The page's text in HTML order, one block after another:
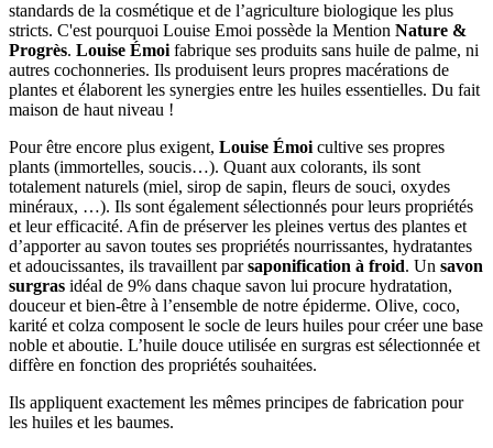
standards de la cosmétique et de l’agriculture biologique les plus
stricts. C'est pourquoi Louise Emoi possède la Mention Nature &
Progrès. Louise Émoi fabrique ses produits sans huile de palme, ni
autres cochonneries. Ils produisent leurs propres macérations de
plantes et élaborent les synergies entre les huiles essentielles. Du fait
maison de haut niveau !
Pour être encore plus exigent, Louise Émoi cultive ses propres
plants (immortelles, soucis…). Quant aux colorants, ils sont
totalement naturels (miel, sirop de sapin, fleurs de souci, oxydes
minéraux, …). Ils sont également sélectionnés pour leurs propriétés
et leur efficacité. Afin de préserver les pleines vertus des plantes et
d’apporter au savon toutes ses propriétés nourrissantes, hydratantes
et adoucissantes, ils travaillent parsaponification à froid. Un savon
surgras idéal de 9% dans chaque savon lui procure hydratation,
douceur et bien-être à l’ensemble de notre épiderme. Olive, coco,
karité et colza composent le socle de leurs huiles pour créer une base
noble et aboutie. L’huile douce utilisée en surgras est sélectionnée et
diffère en fonction des propriétés souhaitées.
Ils appliquent exactement les mêmes principes de fabrication pour
les huiles et les baumes.